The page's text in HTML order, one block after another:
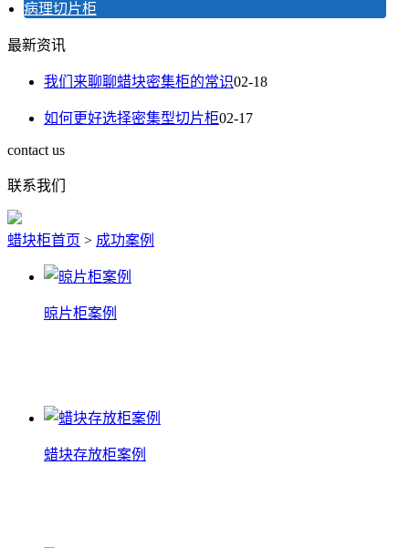
病理切片柜
最新资讯
我们来聊聊蜡块密集柜的常识02-18
如何更好选择密集型切片柜02-17
contact us
联系我们
蜡块柜首页 > 成功案例
晾片柜案例
蜡块存放柜案例